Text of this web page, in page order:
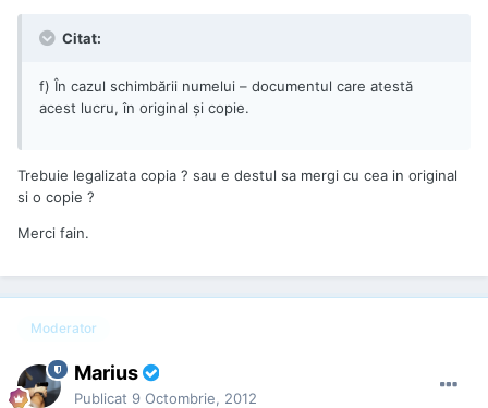
Citat:
f) În cazul schimbării numelui – documentul care atestă
acest lucru, în original şi copie.
Trebuie legalizata copia ? sau e destul sa mergi cu cea in original
si o copie ?
Merci fain.
Moderator
Marius
Publicat 9 Octombrie, 2012